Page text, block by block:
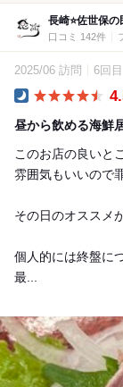
長崎⭐️佐世保の
口コミ 142件
2025/06 訪問 6回目
昼から飲める海鮮
このお店の良いと
雰囲気もいいので
その日のオススメ
個人的には終盤に
最...